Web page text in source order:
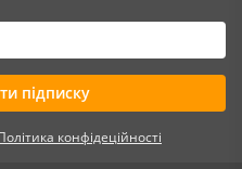
підписку
конфідеційності